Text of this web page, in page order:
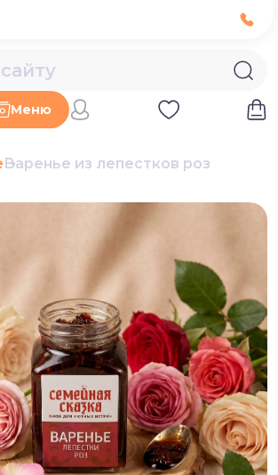
Меню
Варенье из лепестков роз